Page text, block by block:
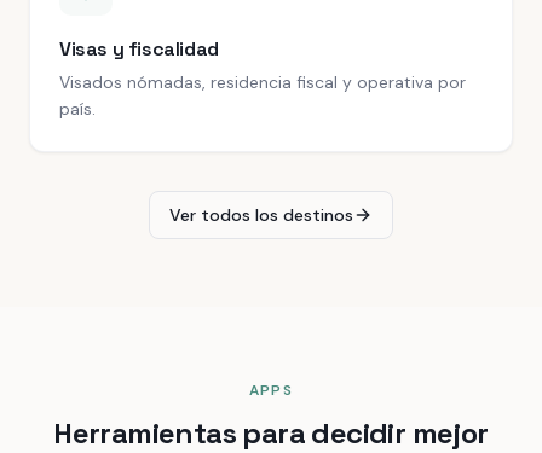
Visas y fiscalidad
Visados nómadas, residencia fiscal y operativa por
país.
Ver todos los destinos
APPS
Herramientas para decidir mejor